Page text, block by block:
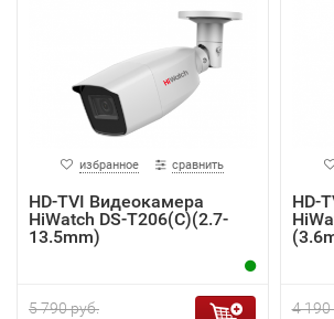
избранное сравнить
HD-TVI Видеокамера
HiWatch DS-T206(C)(2.7-
13.5mm)
5 790 руб.
HD-
4 190